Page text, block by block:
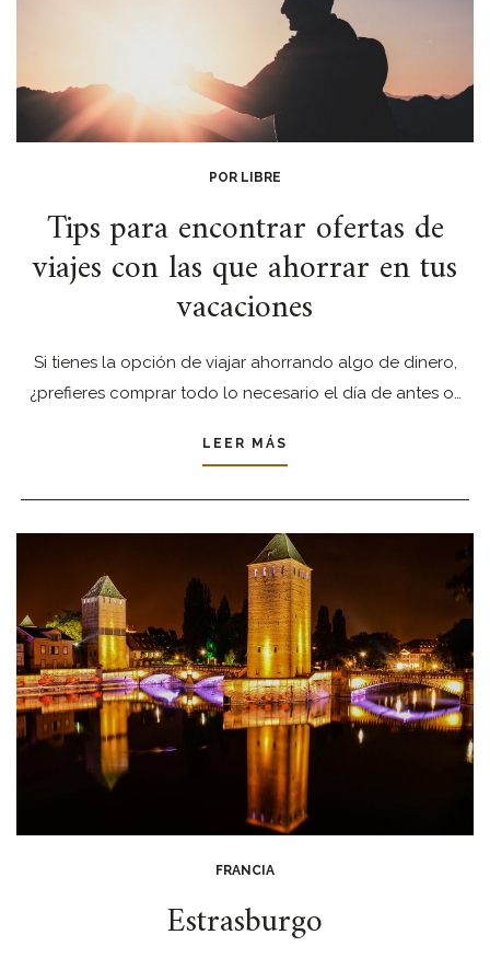
POR LIBRE
Tips para encontrar ofertas de
viajes con las que ahorrar en tus
vacaciones
Si tienes la opción de viajar ahorrando algo de dinero,
¿prefieres comprar todo lo necesario el día de antes o…
LEER MÁS
FRANCIA
Estrasburgo